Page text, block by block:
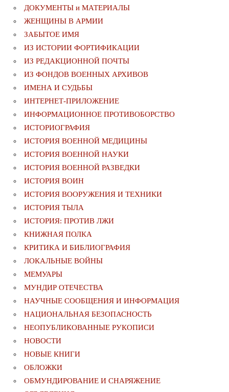
ДОКУМЕНТЫ и МАТЕРИАЛЫ
ЖЕНЩИНЫ В АРМИИ
ЗАБЫТОЕ ИМЯ
ИЗ ИСТОРИИ ФОРТИФИКАЦИИ
ИЗ РЕДАКЦИОННОЙ ПОЧТЫ
ИЗ ФОНДОВ ВОЕННЫХ АРХИВОВ
ИМЕНА И СУДЬБЫ
ИНТЕРНЕТ-ПРИЛОЖЕНИЕ
ИНФОРМАЦИОННОЕ ПРОТИВОБОРСТВО
ИСТОРИОГРАФИЯ
ИСТОРИЯ ВОЕННОЙ МЕДИЦИНЫ
ИСТОРИЯ ВОЕННОЙ НАУКИ
ИСТОРИЯ ВОЕННОЙ РАЗВЕДКИ
ИСТОРИЯ ВОИН
ИСТОРИЯ ВООРУЖЕНИЯ И ТЕХНИКИ
ИСТОРИЯ ТЫЛА
ИСТОРИЯ: ПРОТИВ ЛЖИ
КНИЖНАЯ ПОЛКА
КРИТИКА И БИБЛИОГРАФИЯ
ЛОКАЛЬНЫЕ ВОЙНЫ
МЕМУАРЫ
МУНДИР ОТЕЧЕСТВА
НАУЧНЫЕ СООБЩЕНИЯ И ИНФОРМАЦИЯ
НАЦИОНАЛЬНАЯ БЕЗОПАСНОСТЬ
НЕОПУБЛИКОВАННЫЕ РУКОПИСИ
НОВОСТИ
НОВЫЕ КНИГИ
ОБЛОЖКИ
ОБМУНДИРОВАНИЕ И СНАРЯЖЕНИЕ